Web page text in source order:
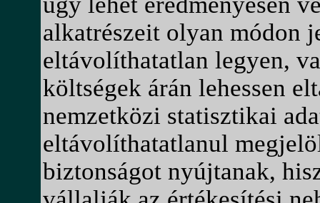
alkatrészeit olyan módon
eltávolíthatatlan legyen,
költségek árán lehessen
nemzetközi statisztikai
eltávolíthatatlanul
biztonságot nyújtanak,